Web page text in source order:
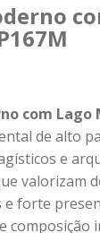
com Lago
de alto
e
valorizam
forte
composição